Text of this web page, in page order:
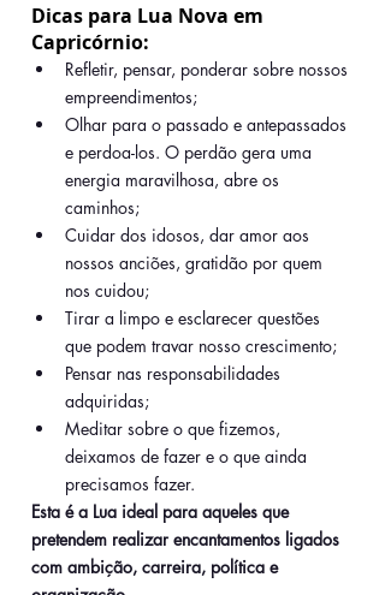
Dicas para Lua Nova em
Capricórnio:
Refletir, pensar, ponderar sobre nossos
empreendimentos;
Olhar para o passado e antepassados
e perdoa-los. O perdão gera uma
energia maravilhosa, abre os
caminhos;
Cuidar dos idosos, dar amor aos
nossos anciões, gratidão por quem
nos cuidou;
Tirar a limpo e esclarecer questões
que podem travar nosso crescimento;
Pensar nas responsabilidades
adquiridas;
Meditar sobre o que fizemos,
deixamos de fazer e o que ainda
precisamos fazer.
Esta é a Lua ideal para aqueles que
pretendem realizar encantamentos ligados
com ambição, carreira, política e